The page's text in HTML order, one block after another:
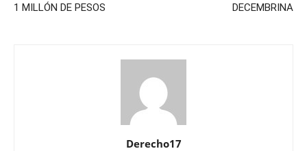
1 MILLÓN DE PESOS
DECEMBRINA
Derecho17